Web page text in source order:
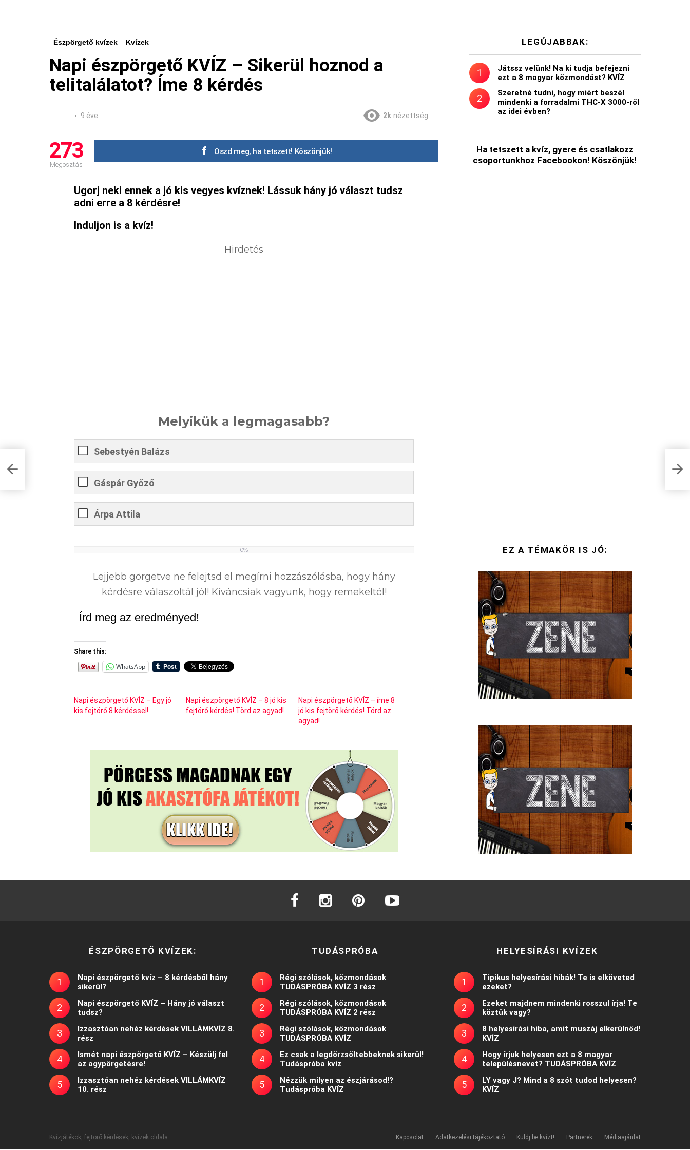
Észpörgető kvízek Kvízek
Napi észpörgető KVÍZ – Sikerül hoznod a
telitalálatot? Íme 8 kérdés
9 éve 2k nézettség
273
Megosztás
Oszd meg, ha tetszett! Köszönjük!
Ugorj neki ennek a jó kis vegyes kvíznek! Lássuk hány jó választ tudsz
adni erre a 8 kérdésre!
Induljon is a kvíz!
Hirdetés
Melyikük a legmagasabb?
Sebestyén Balázs
Gáspár Győző
Árpa Attila
0%
Lejjebb görgetve ne felejtsd el megírni hozzászólásba, hogy hány
kérdésre válaszoltál jól! Kíváncsiak vagyunk, hogy remekeltél!
Írd meg az eredményed!
Share this:
WhatsApp
Napi észpörgető KVÍZ – Egy jó
kis fejtörő 8 kérdéssel!
Napi észpörgető KVÍZ – 8 jó kis
fejtörő kérdés! Törd az agyad!
Napi észpörgető KVÍZ – íme 8
jó kis fejtörő kérdés! Törd az
agyad!
LEGÚJABBAK:
Játssz velünk! Na ki tudja befejezni
ezt a 8 magyar közmondást? KVÍZ
Szeretné tudni, hogy miért beszél
mindenki a forradalmi THC-X 3000-ről
az idei évben?
Ha tetszett a kvíz, gyere és csatlakozz
csoportunkhoz Facebookon! Köszönjük!
EZ A TÉMAKÖR IS JÓ:
facebook instagram
ÉSZPÖRGETŐ KVÍZEK:
Napi észpörgető kvíz – 8 kérdésből hány
sikerül?
Napi észpörgető KVÍZ – Hány jó választ
tudsz?
Izzasztóan nehéz kérdések VILLÁMKVÍZ 8.
rész
Ismét napi észpörgető KVÍZ – Készülj fel
az agypörgetésre!
Izzasztóan nehéz kérdések VILLÁMKVÍZ
10. rész
TUDÁSPRÓBA
Régi szólások, közmondások
TUDÁSPRÓBA KVÍZ 3 rész
Régi szólások, közmondások
TUDÁSPRÓBA KVÍZ 2 rész
Régi szólások, közmondások
TUDÁSPRÓBA KVÍZ
Ez csak a legdörzsöltebbeknek sikerül!
Tudáspróba kvíz
Nézzük milyen az észjárásod!?
Tudáspróba KVÍZ
HELYESÍRÁSI KVÍZEK
Tipikus helyesírási hibák! Te is elköveted
ezeket?
Ezeket majdnem mindenki rosszul írja! Te
köztük vagy?
8 helyesírási hiba, amit muszáj elkerülnöd!
KVÍZ
Hogy írjuk helyesen ezt a 8 magyar
településnevet? TUDÁSPRÓBA KVÍZ
LY vagy J? Mind a 8 szót tudod helyesen?
KVÍZ
Kvízjátékok, fejtörő kérdések, kvízek oldala Kapcsolat Adatkezelési tájékoztató Küldj be kvízt! Partnerek Médiaajánlat